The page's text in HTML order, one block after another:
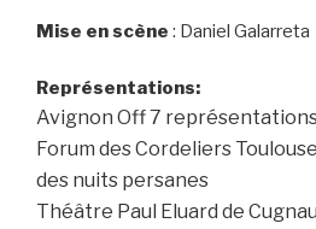
Mise en scène : Daniel Galarreta
Représentations:
Avignon Off 7 représentations
Forum des Cordeliers
des nuits persanes
Théâtre Paul Eluard de